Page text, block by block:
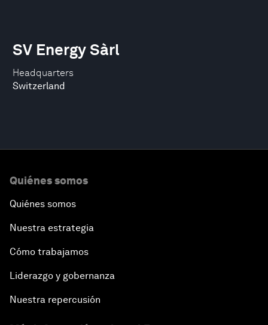
Headquarters
Switzerland
SV Energy Sàrl
Quiénes somos
Quiénes somos
Nuestra estrategia
Cómo trabajamos
Liderazgo y gobernanza
Nuestra repercusión